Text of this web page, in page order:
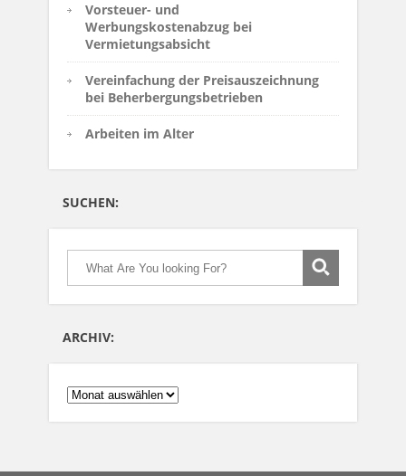
Vorsteuer- und
Werbungskostenabzug bei
Vermietungsabsicht
Vereinfachung der Preisauszeichnung
bei Beherbergungsbetrieben
Arbeiten im Alter
SUCHEN:
ARCHIV:
ARCHIV: